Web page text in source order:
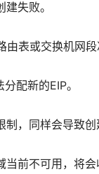
失败。
表或交换机网段
配新的EIP。
，同样会导致创
前不可用，将